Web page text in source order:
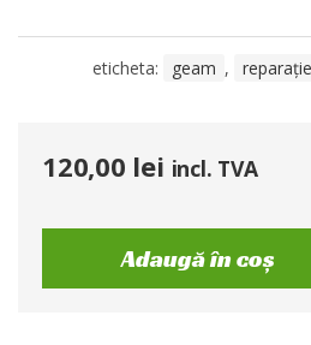
eticheta: geam , reparație
120,00 lei incl. TVA
Adaugă în coș